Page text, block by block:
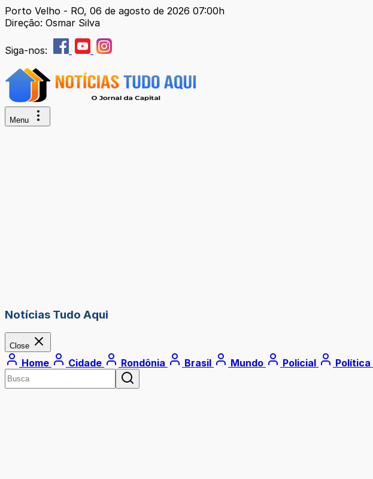
Porto Velho - RO, 06 de agosto de 2026 07:00h
Direção: Osmar Silva
Siga-nos:
Menu
Notícias Tudo Aqui
Close
Home Cidade Rondônia Brasil Mundo Policial Política